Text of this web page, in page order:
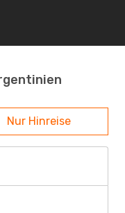
Nur Hinreise